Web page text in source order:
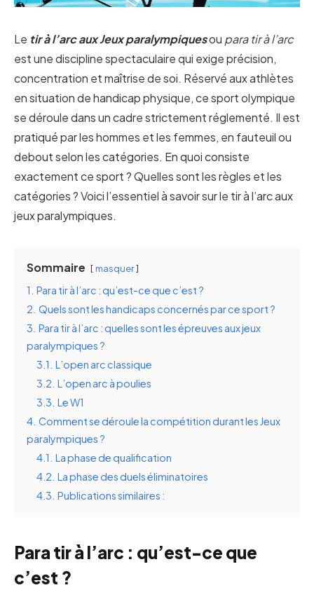
Le tir à l’arc aux Jeux paralympiquesou para tir à l’arc
est une discipline spectaculaire qui exige précision,
concentration et maîtrise de soi. Réservé aux athlètes
en situation de handicap physique, ce sport olympique
se déroule dans un cadre strictement réglementé. Il est
pratiqué par les hommes et les femmes, en fauteuil ou
debout selon les catégories. En quoi consiste
exactement ce sport ? Quelles sont les règles et les
catégories ? Voici l’essentiel à savoir sur le tir à l’arc aux
jeux paralympiques.
Sommaire masquer
1. Para tir à l’arc : qu’est-ce que c’est ?
2. Quels sont les handicaps concernés par ce sport ?
3. Para tir à l’arc : quelles sont les épreuves aux jeux
paralympiques ?
3.1. L’open arc classique
3.2. L’open arc à poulies
3.3. Le W1
4. Comment se déroule la compétition durant les Jeux
paralympiques ?
4.1. La phase de qualification
4.2. La phase des duels éliminatoires
4.3. Publications similaires :
Para tir à l’arc : qu’est-ce que
c’est ?